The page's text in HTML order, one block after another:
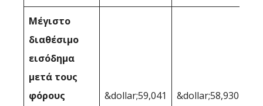
Μέγιστο
διαθέσιμο
εισόδημα
μετά τους
φόρους
&dollar;59,041 &dollar;58,930